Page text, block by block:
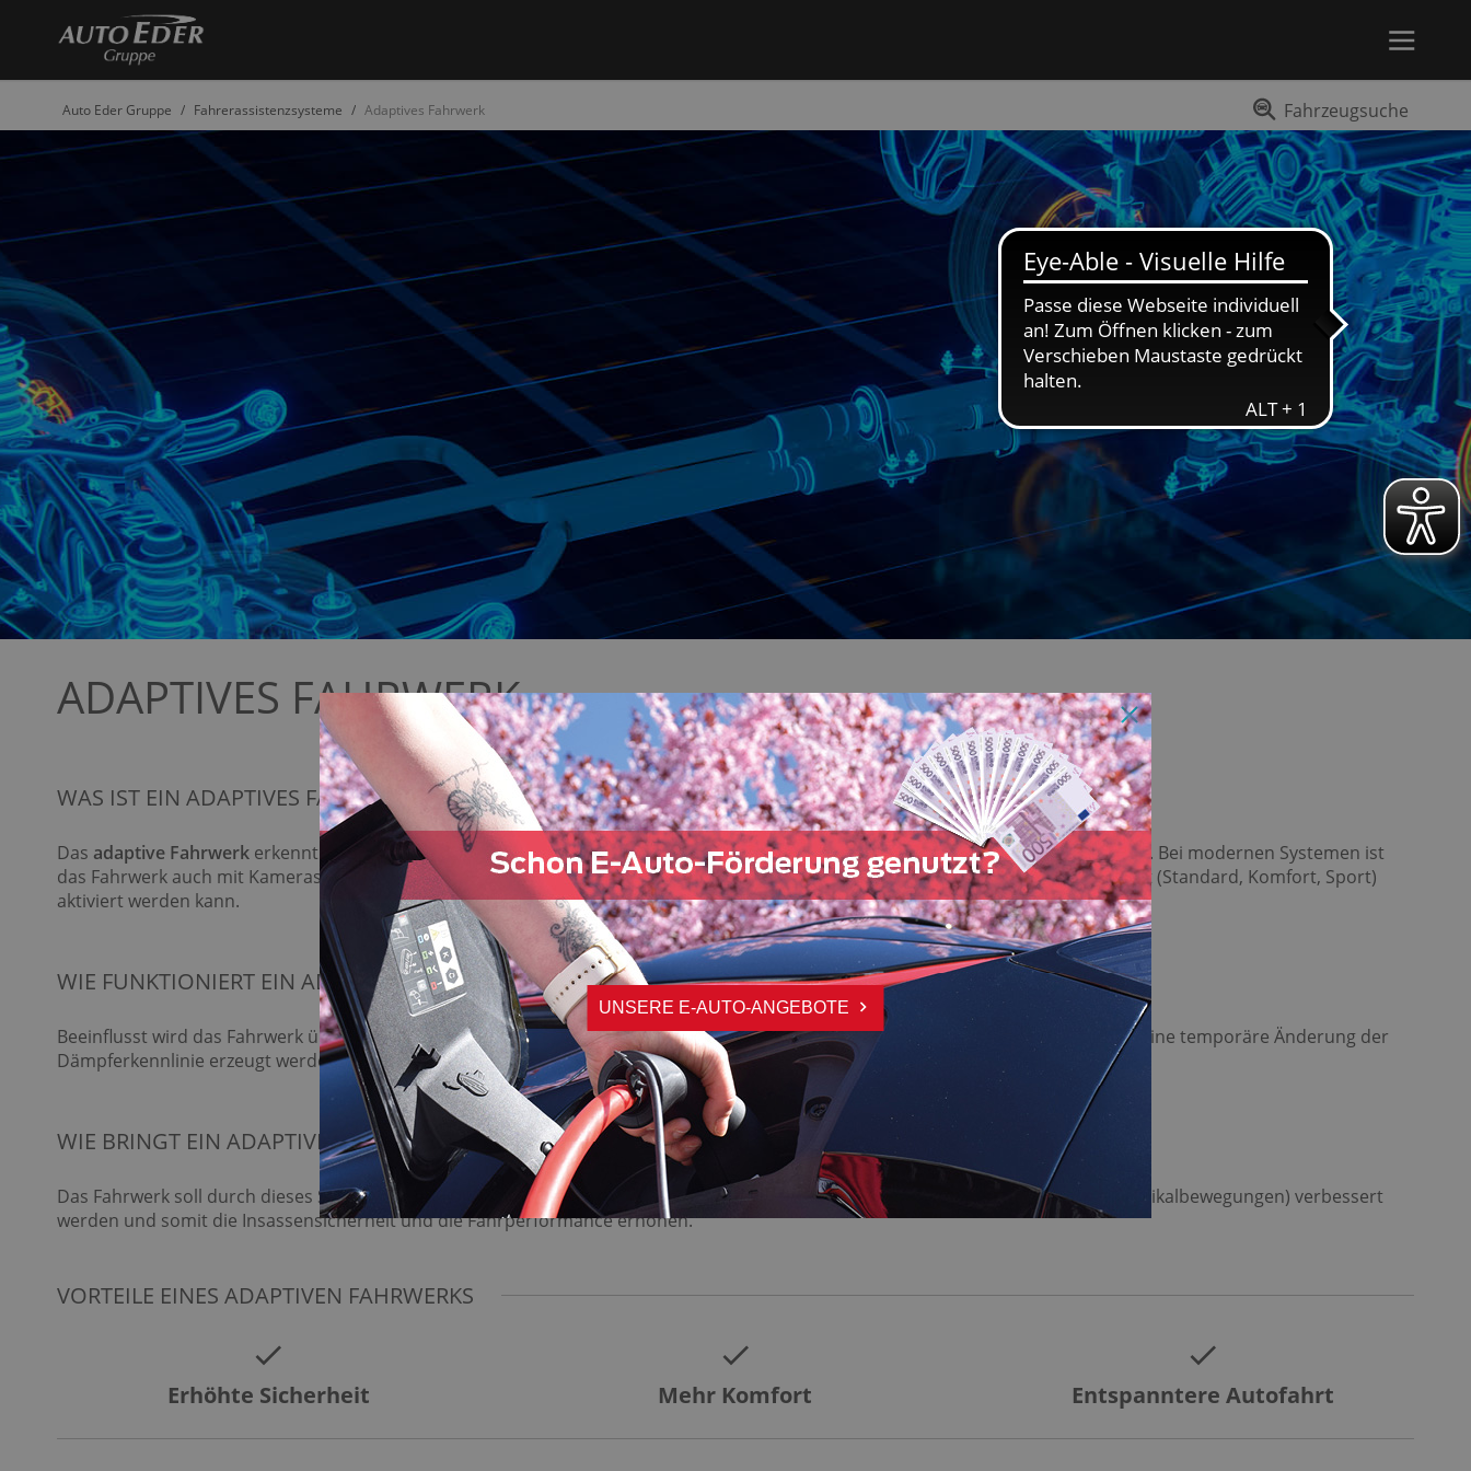
Auto Eder Gruppe Fahrerassistenzsysteme Adaptives Fahrwerk Fahrzeugsuche
ADAPTIVES FAHRWERK
WAS IST EIN ADAPTIVES FAHRWERK?
Das adaptive Fahrwerk erkennt Fahrbahnunebenheiten oder kritische Kurvensituationen und passt sich daraufhin entsprechend an. Bei modernen Systemen ist
das Fahrwerk auch mit Kameras verknüpft. Bei vielen Fahrzeugen ist ein passives System eingebaut das durch Knopfdruck im Cockpit (Standard, Komfort, Sport)
aktiviert werden kann.
WIE FUNKTIONIERT EIN ADAPTIVES FAHRWERK?
Beeinflusst wird das Fahrwerk über in den Stoßdämpfern versehenen Ventilen. Durch mehr oder weniger Öl in den Dämpfern kann eine temporäre Änderung der
Dämpferkennlinie erzeugt werden.
WIE BRINGT EIN ADAPTIVES FAHRWERK?
Das Fahrwerk soll durch dieses System mit Berücksichtigung der Brems-, Lenk- und Beschleunigungsvorgänge (Nick-, Wank- und Vertikalbewegungen) verbessert
werden und somit die Insassensicherheit und die Fahrperformance erhöhen.
VOR­TEI­LE EINES AD­AP­TI­VEN FAHR­WERKS
Erhöhte Sicherheit Mehr Komfort Entspanntere Autofahrt
UNSERE E-AUTO-ANGEBOTE